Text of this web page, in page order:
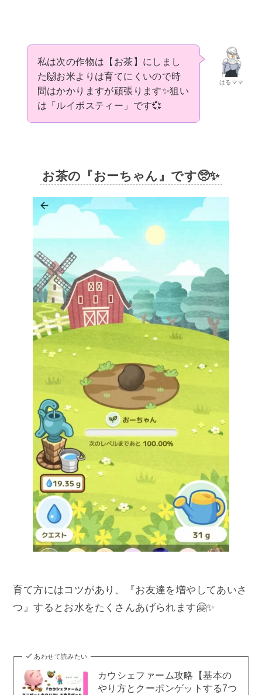
はるママ
私は次の作物は【お茶】にしまし
た🙌お米よりは育てにくいので時
間はかかりますが頑張ります✨狙い
は「ルイボスティー」です💞
お茶の『おーちゃん』です🥺✨
育て方にはコツがあり、『お友達を増やしてあいさ
つ』するとお水をたくさんあげられます🤗✨
あわせて読みたい
カウシェファーム攻略【基本の
やり方とクーポンゲットする7つ